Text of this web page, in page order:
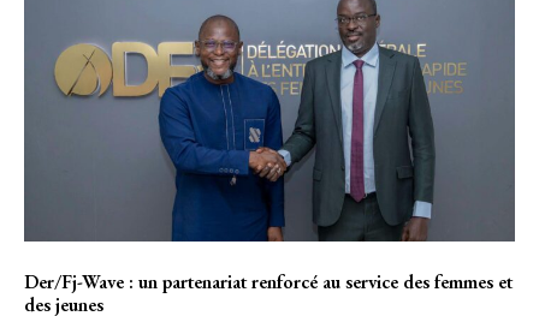
Der/Fj-Wave : un partenariat renforcé au service des femmes et
des jeunes